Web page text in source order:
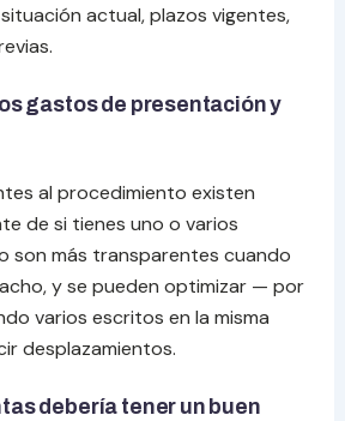
actual, plazos vigentes,
gastos de presentación y
al procedimiento existen
de si tienes uno o varios
son más transparentes cuando
y se pueden optimizar — por
varios escritos en la misma
desplazamientos.
debería tener un buen